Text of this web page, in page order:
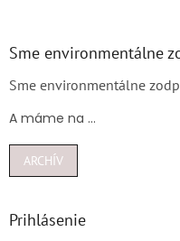
Sme environmentálne
Sme environmentálne
A máme na ...
ARCHÍV
Prihlásenie